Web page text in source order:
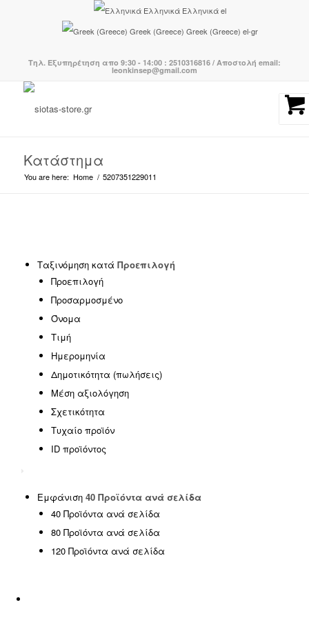
Ελληνικά Ελληνικά el
Greek (Greece) Greek (Greece) el-gr
Τηλ. Εξυπηρέτηση απο 9:30 - 14:00 : 2510316816 / Αποστολή email:
leonkinsep@gmail.com
Κατάστημα
You are here: Home / 5207351229011
Κατηγορίες προϊόντων-
BOHO CHIC
EASTER OFFERS
HOT DEALS
SPECIAL OFFERS
SUMMER SALE
Έπιπλα γραφείου
(0)
Έπιπλα εξωτερικού χώρου
Έπιπλα εσωτερικού χώρου
ΦΟΙΤΗΤΙΚΑ ΠΑΚΕΤΑ
Χωρίς κατηγορία
Uncategorized(2)
Αιώρες - Κούνιες(5)
Διακόσμηση (5)
Είδη ταξιδίου(0)
Ταξινόμηση κατά Προεπιλογή
Προεπιλογή
Προσαρμοσμένο
Όνομα
Τιμή
Ημερομηνία
Δημοτικότητα (πωλήσεις)
Μέση αξιολόγηση
Σχετικότητα
Τυχαίο προϊόν
ID προϊόντος
Εμφάνιση 40 Προϊόντα ανά σελίδα
40 Προϊόντα ανά σελίδα
80 Προϊόντα ανά σελίδα
120 Προϊόντα ανά σελίδα